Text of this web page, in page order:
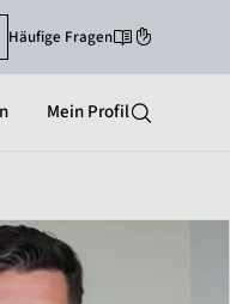
Häufige FragenLeichte-Sprache
Mein Profil